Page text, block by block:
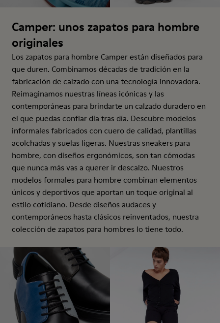
Camper: unos zapatos para hombre
originales
Los zapatos para hombre Camper están diseñados para
que duren. Combinamos décadas de tradición en la
fabricación de calzado con una tecnología innovadora.
Reimaginamos nuestras líneas icónicas y las
contemporáneas para brindarte un calzado duradero en
el que puedas confiar día tras día. Descubre modelos
informales fabricados con cuero de calidad, plantillas
acolchadas y suelas ligeras. Nuestras sneakers para
hombre, con diseños ergonómicos, son tan cómodas
que nunca más vas a querer ir descalzo. Nuestros
modelos formales para hombre combinan elementos
únicos y deportivos que aportan un toque original al
estilo cotidiano. Desde diseños audaces y
contemporáneos hasta clásicos reinventados, nuestra
colección de zapatos para hombres lo tiene todo.